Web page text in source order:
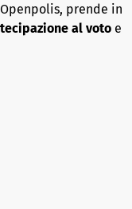
prende in
al voto e